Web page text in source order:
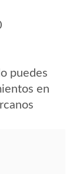
puedes
en